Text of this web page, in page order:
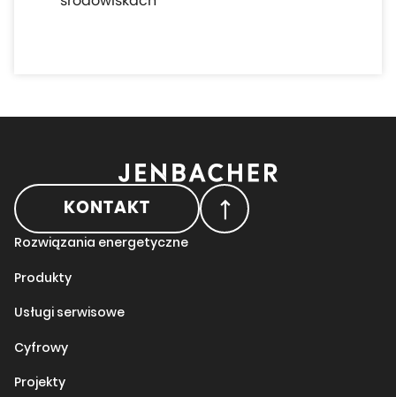
KONTAKT
Rozwiązania energetyczne
Produkty
Usługi serwisowe
Cyfrowy
Projekty